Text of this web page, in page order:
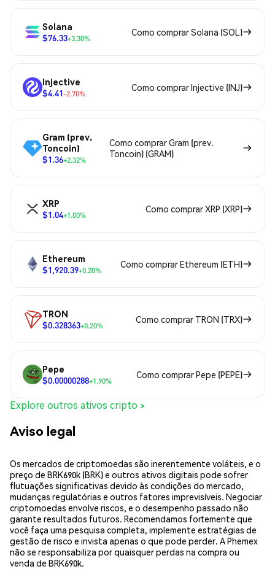
Solana
$76.33+3.30%
Como comprar Solana (SOL)
Injective
$4.41-2.70%
Como comprar Injective (INJ)
Gram (prev.
Toncoin)
$1.36+2.32%
Como comprar Gram (prev.
Toncoin) (GRAM)
XRP
$1.04+1.00%
Como comprar XRP (XRP)
Ethereum
$1,920.39+0.20%
Como comprar Ethereum (ETH)
TRON
$0.328363+0.20%
Como comprar TRON (TRX)
Pepe
$0.00000288+1.90%
Como comprar Pepe (PEPE)
Explore outros ativos cripto >
Aviso legal
Os mercados de criptomoedas são inerentemente voláteis, e o
preço de BRK690k (BRK) e outros ativos digitais pode sofrer
flutuações significativas devido às condições do mercado,
mudanças regulatórias e outros fatores imprevisíveis. Negociar
criptomoedas envolve riscos, e o desempenho passado não
garante resultados futuros. Recomendamos fortemente que
você faça uma pesquisa completa, implemente estratégias de
gestão de risco e invista apenas o que pode perder. A Phemex
não se responsabiliza por quaisquer perdas na compra ou
venda de BRK690k.